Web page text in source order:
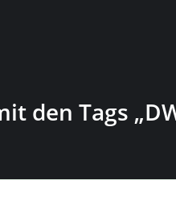
den Tags